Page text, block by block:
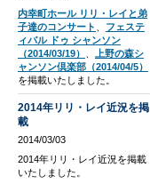
内幸町ホール リリ・レイと弟
子達のコンサート
フェステ
ィバル ドゥ シャンソン
（2014/03/19）
上野の森シ
ャンソン倶楽部（2014/04/5）
を掲載いたしました。
2014年リリ・レイ近況を掲
載
2014/03/03
2014年リリ・レイ近況を掲載
いたしました。